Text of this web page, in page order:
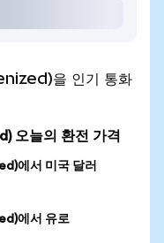
을 인기 통화
오늘의 환전 가격
에서 미국 달러
에서 유로